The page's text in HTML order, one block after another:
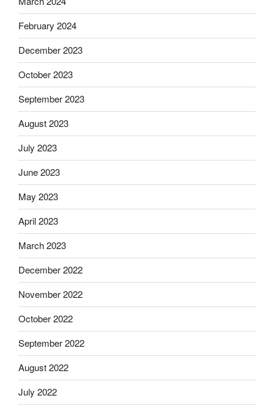
February 2024
December 2023
October 2023
September 2023
August 2023
July 2023
June 2023
May 2023
April 2023
March 2023
December 2022
November 2022
October 2022
September 2022
August 2022
July 2022